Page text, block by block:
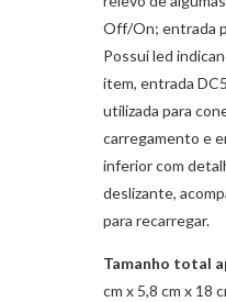
Off/On; entrada
Possui led
item, entrada
utilizada para
carregamento e
inferior com
deslizante,
para recarregar.
Tamanho total
cm x 5,8 cm x 18